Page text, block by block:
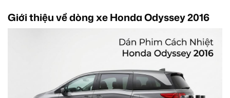
Giới thiệu về dòng xe Honda Odyssey 2016